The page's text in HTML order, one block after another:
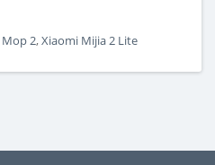
Mop 2,Xiaomi Mijia 2 Lite